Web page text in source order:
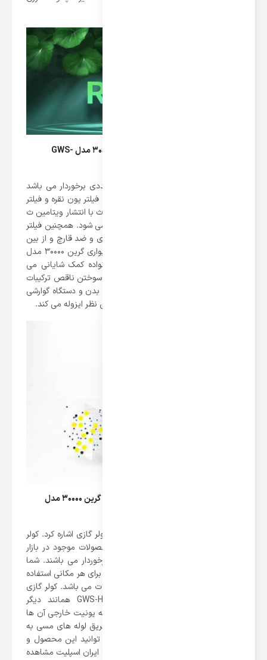
فیلتر بهداشتی کولر گازی دیواری گرین 30000 مدل GWS-
این محصول از فیلتر های بهداشتی متعددی برخوردار می باشد
که از آن ها می توان به فیلتر ویتامین ث، فیلتر یون نقره و فیلتر
آنتی فرم آلدهید اشاره کرد. فیلتر ویتامین ث با انتشار ویتامین ث
باعث بهبود عملکرد سیستم دفاعی بدن می شود. همچنین فیلتر
یون نقره قابلیت فیلتر بهداشتی ضد باکتری و ضد قارچ و از بین
برنده انواع مختلف باکتری در کولر گازی دیواری گرین 30000 مدل
GWS-H30P1T1/R1، به سلامت افراد خانواده کمک شایانی می
کند. و در نهایت فیلتر آنتی فرم آلدهید از سوختن ناقص ترکیبات
کربن دار به وجود می آیند و برای سلامتی بدن و دستگاه گوارشی
مضر هستند را از بین برده و محیط را از این نظر ایزوله می کند.
طراحی فوق العاده شیک کولر گازی دیواری گرین 30000 مدل
از آخرین نکات می توان به طراحی این کولر گازی اشاره کرد. کولر
گازی های دیواری یکی از شیک ترین محصولات موجود در بازار
می باشند که از طرفداران بسیار زیادی برخوردار می باشند. شما
تقریباً می توانید از کولر گازی های دیواری برای هر مکانی استفاده
کنید که از ویژگی های مثبت این محصولات می باشد. کولر گازی
دیواری گرین 30000 مدل GWS-H30P1T1/R1 همانند دیگر
اسپلیت ها از دو یونیت تشکیل شده‌اند که یونیت خارجی آن ها
در بیرون ساختمان نصب می شود و از طریق لوله های مسی به
یونیت داخلی متصل می شوند. شما می توانید این محصول و
سایر محصولات برند گرین را در وب سایت ایران اسپلیت مشاهده